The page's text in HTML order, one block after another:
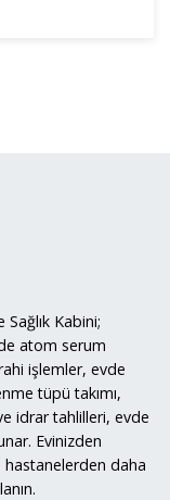
Kabini;
atom serum
işlemler, evde
tüpü takımı,
idrar tahlilleri, evde
Evinizden
hastanelerden daha